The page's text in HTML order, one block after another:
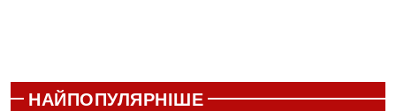
НАЙПОПУЛЯРНІШЕ